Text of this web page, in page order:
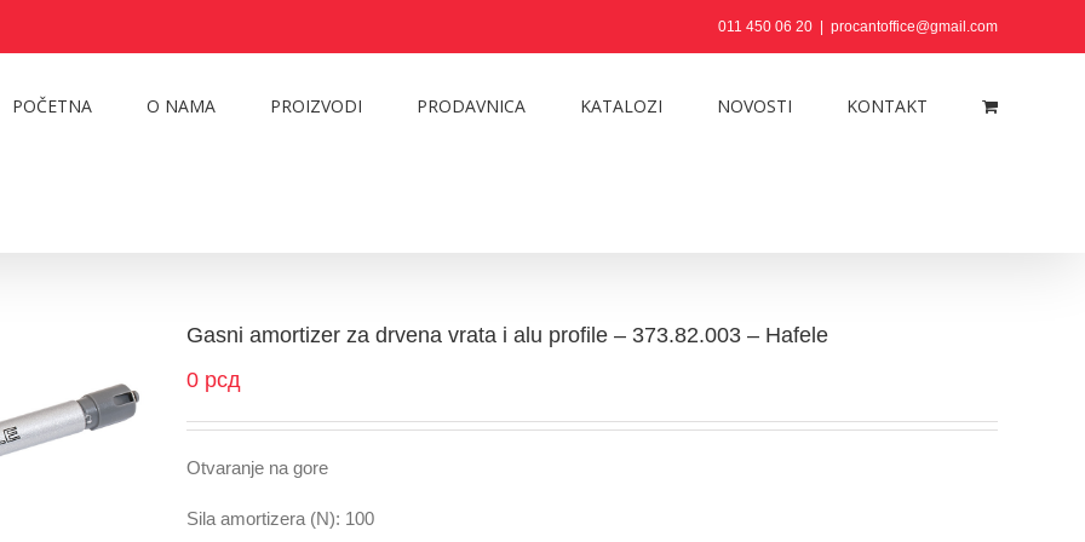
011 450 06 20 procantoffice@gmail.com
POČETNA O NAMA PROIZVODI PRODAVNICA KATALOZI NOVOSTI KONTAKT
Gasni amortizer za drvena vrata i alu profile – 373.82.003 – Hafele
0 рсд
Otvaranje na gore
Sila amortizera (N): 100